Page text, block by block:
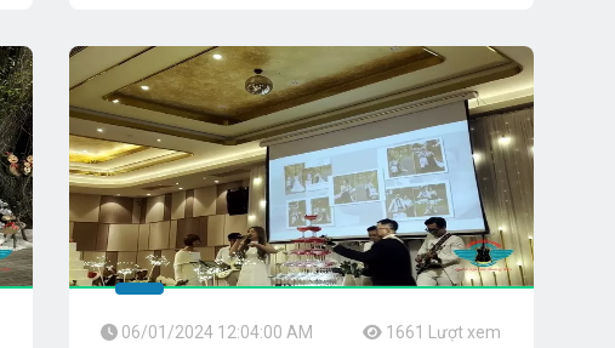
DiễnACOUSTIC_TUMBADORA_BAND
06/01/2024 12:04:00 AM 1661 Lượt xem